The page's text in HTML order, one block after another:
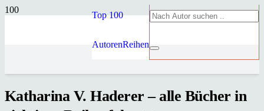
Top 100
AutorenReihen
Katharina V. Haderer – alle Bücher in